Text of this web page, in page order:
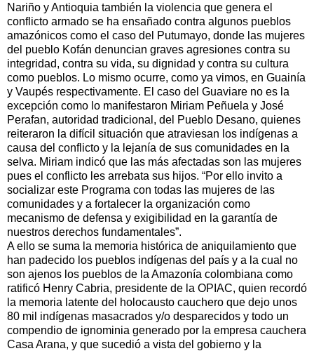
Nariño y Antioquia también la violencia que genera el
conflicto armado se ha ensañado contra algunos pueblos
amazónicos como el caso del Putumayo, donde las mujeres
del pueblo Kofán denuncian graves agresiones contra su
integridad, contra su vida, su dignidad y contra su cultura
como pueblos. Lo mismo ocurre, como ya vimos, en Guainía
y Vaupés respectivamente. El caso del Guaviare no es la
excepción como lo manifestaron Miriam Peñuela y José
Perafan, autoridad tradicional, del Pueblo Desano, quienes
reiteraron la difícil situación que atraviesan los indígenas a
causa del conflicto y la lejanía de sus comunidades en la
selva. Miriam indicó que las más afectadas son las mujeres
pues el conflicto les arrebata sus hijos. “Por ello invito a
socializar este Programa con todas las mujeres de las
comunidades y a fortalecer la organización como
mecanismo de defensa y exigibilidad en la garantía de
nuestros derechos fundamentales”.
A ello se suma la memoria histórica de aniquilamiento que
han padecido los pueblos indígenas del país y a la cual no
son ajenos los pueblos de la Amazonía colombiana como
ratificó Henry Cabria, presidente de la OPIAC, quien recordó
la memoria latente del holocausto cauchero que dejo unos
80 mil indígenas masacrados y/o desparecidos y todo un
compendio de ignominia generado por la empresa cauchera
Casa Arana, y que sucedió a vista del gobierno y la